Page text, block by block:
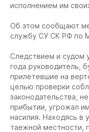
исполнением им
Об этом сообщают
службу СУ СК РФ по
Следствием и судом
года руководитель,
прилетевшие на
целью проверки
законодательства,
прибытии, угрожал
насилия. Находясь в
таежной местности,